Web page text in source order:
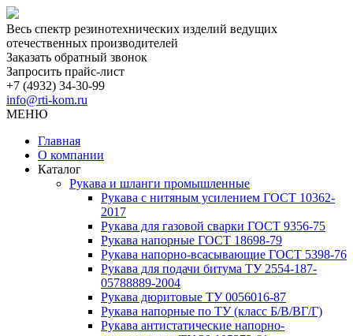
Весь спектр резинотехнических изделий ведущих
отечественных производителей
Заказать обратный звонок
Запросить прайс-лист
+7 (4932) 34-30-99
info@rti-kom.ru
МЕНЮ
Главная
О компании
Каталог
Рукава и шланги промышленные
Рукава с нитяным усилением ГОСТ 10362-
2017
Рукава для газовой сварки ГОСТ 9356-75
Рукава напорные ГОСТ 18698-79
Рукава нaпорно-всасывающие ГОСТ 5398-76
Рукава для подачи битума ТУ 2554-187-
05788889-2004
Рукава дюритовые ТУ 0056016-87
Рукава напорные по ТУ (класс Б/В/ВГ/Г)
Рукава антистатические напорно-